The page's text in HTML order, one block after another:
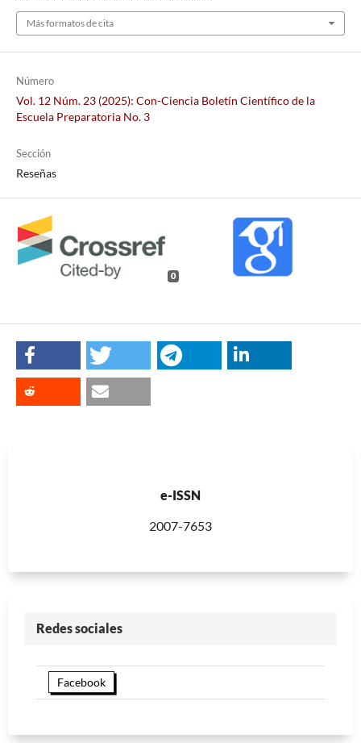
Más formatos de cita
Número
Vol. 12 Núm. 23 (2025): Con-Ciencia Boletín Científico de la
Escuela Preparatoria No. 3
Sección
Reseñas
0
e-ISSN
2007-7653
Redes sociales
Facebook